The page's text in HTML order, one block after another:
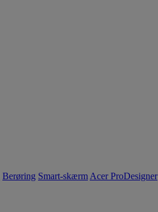
Berøring Smart-skærm Acer ProDesigner